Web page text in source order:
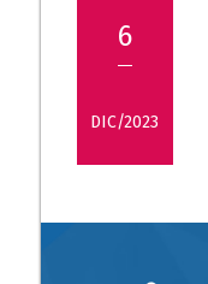
6
DIC/2023